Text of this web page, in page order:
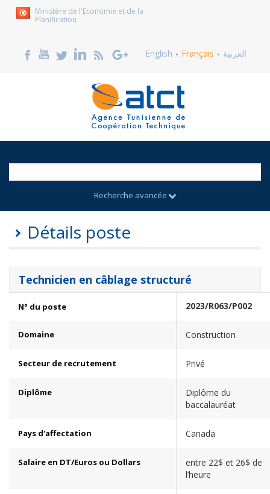
Ministère de l'Economie et de la
Planification
English Français العربية
Recherche avancée
Détails poste
Technicien en câblage structuré
N° du poste 2023/R063/P002
Domaine Construction
Secteur de recrutement Privé
Diplôme
Diplôme du
baccalauréat
Pays d'affectation Canada
Salaire en DT/Euros ou Dollars
entre 22$ et 26$ de
l’heure